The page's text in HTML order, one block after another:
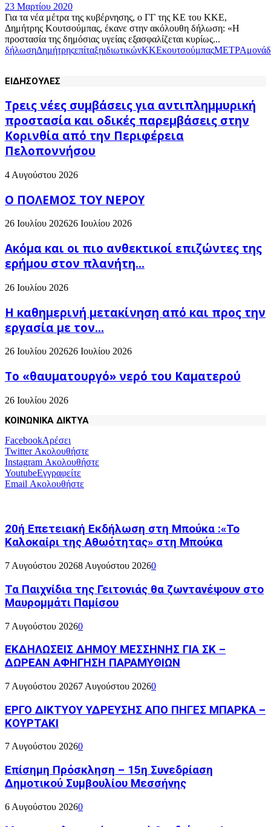
23 Μαρτίου 2020
Για τα νέα μέτρα της κυβέρνησης, ο ΓΓ της ΚΕ του ΚΚΕ,
Δημήτρης Κουτσούμπας, έκανε στην ακόλουθη δήλωση: «Η
προστασία της δημόσιας υγείας εξασφαλίζεται κυρίως...
δήλωσηΔημήτρηςεπίταξηιδιωτικώνΚΚΕκουτσούμπαςΜΕΤΡΑ
ΕΙΔΗΣΟΥΛΕΣ
Τρεις νέες συμβάσεις για αντιπλημμυρική
προστασία και οδικές παρεμβάσεις στην
Κορινθία από την Περιφέρεια
Πελοποννήσου
4 Αυγούστου 2026
Ο ΠΟΛΕΜΟΣ ΤΟΥ ΝΕΡΟΥ
26 Ιουλίου 202626 Ιουλίου 2026
Ακόμα και οι πιο ανθεκτικοί επιζώντες της
ερήμου στον πλανήτη...
26 Ιουλίου 2026
H καθημερινή μετακίνηση από και προς την
εργασία με τον...
26 Ιουλίου 202626 Ιουλίου 2026
Το «θαυματουργό» νερό του Καματερού
26 Ιουλίου 2026
ΚΟΙΝΩΝΙΚΑ ΔΙΚΤΥΑ
FacebookΑρέσει
TwitterΑκολουθήστε
Instagram Ακολουθήστε
YoutubeΕγγραφείτε
Email Ακολουθήστε
20ή Επετειακή Εκδήλωση στη Μπούκα :«Το
Καλοκαίρι της Αθωότητας» στη Μπούκα
7 Αυγούστου 20268 Αυγούστου 20260
Τα Παιχνίδια της Γειτονιάς θα ζωντανέψουν στο
Μαυρομμάτι Παμίσου
7 Αυγούστου 20260
ΕΚΔΗΛΩΣΕΙΣ ΔΗΜΟΥ ΜΕΣΣΗΝΗΣ ΓΙΑ ΣΚ –
ΔΩΡΕΑΝ ΑΦΗΓΗΣΗ ΠΑΡΑΜΥΘΙΩΝ
7 Αυγούστου 20267 Αυγούστου 20260
ΕΡΓΟ ΔΙΚΤΥΟΥ ΥΔΡΕΥΣΗΣ ΑΠΟ ΠΗΓΕΣ ΜΠΑΡΚΑ –
ΚΟΥΡΤΑΚΙ
7 Αυγούστου 20260
Επίσημη Πρόσκληση – 15η Συνεδρίαση
Δημοτικού Συμβουλίου Μεσσήνης
6 Αυγούστου 20260